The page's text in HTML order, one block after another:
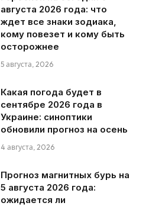
августа 2026 года: что
ждет все знаки зодиака,
кому повезет и кому быть
осторожнее
5 августа, 2026
Какая погода будет в
сентябре 2026 года в
Украине: синоптики
обновили прогноз на осень
4 августа, 2026
Прогноз магнитных бурь на
5 августа 2026 года:
ожидается ли